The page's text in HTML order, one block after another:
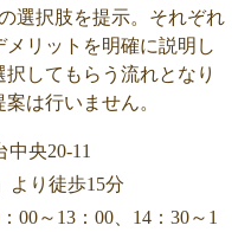
選択肢を提示。それぞれ
リットを明確に説明し
してもらう流れとなり
は行いません。
央20-11
より徒歩15分
00～13：00、14：30～1